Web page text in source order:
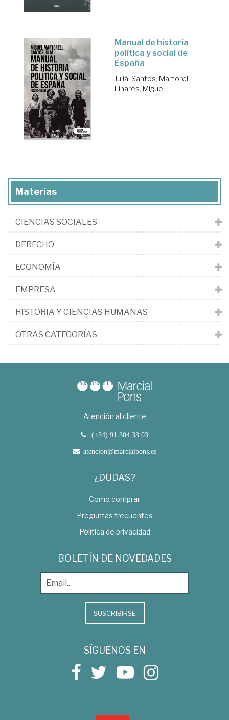
Manual de historia
política y social de
España
Juliá, Santos; Martorell
Linares, Miguel
Materias
CIENCIAS SOCIALES
DERECHO
ECONOMÍA
EMPRESA
HISTORIA Y CIENCIAS HUMANAS
OTRAS CATEGORÍAS
Atención al cliente
(+34) 91 304 33 03
atencion@marcialpons.es
¿DUDAS?
Como comprar
Preguntas frecuentes
Política de privacidad
BOLETÍN DE NOVEDADES
SUSCRIBIRSE
SÍGUENOS EN